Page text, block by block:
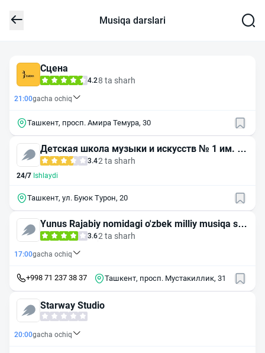
Musiqa darslari
Сцена
4.28 ta sharh
21:00gacha ochiq
Ташкент, просп. Амира Темура, 30
Детская школа музыки и искусств № 1 им. т.
садыкова 3.42 ta sharh
24/7 Ishlaydi
Ташкент, ул. Буюк Турон, 20
Yunus Rajabiy nomidagi o'zbek milliy musiqa san
a'ti instituti 3.62 ta sharh
17:00gacha ochiq
+998 71 237 38 37 Ташкент, просп. Мустакиллик, 31
Starway Studio
20:00gacha ochiq